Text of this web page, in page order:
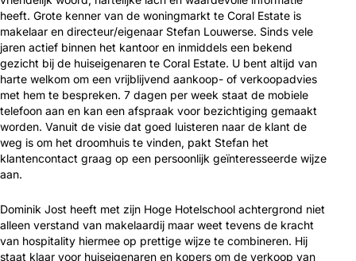
heeft. Grote kenner van de woningmarkt te Coral Estate is
makelaar en directeur/eigenaar Stefan Louwerse. Sinds vele
jaren actief binnen het kantoor en inmiddels een bekend
gezicht bij de huiseigenaren te Coral Estate. U bent altijd van
harte welkom om een vrijblijvend aankoop- of verkoopadvies
met hem te bespreken. 7 dagen per week staat de mobiele
telefoon aan en kan een afspraak voor bezichtiging gemaakt
worden. Vanuit de visie dat goed luisteren naar de klant de
weg is om het droomhuis te vinden, pakt Stefan het
klantencontact graag op een persoonlijk geïnteresseerde wijze
aan.
Dominik Jost heeft met zijn Hoge Hotelschool achtergrond niet
alleen verstand van makelaardij maar weet tevens de kracht
van hospitality hiermee op prettige wijze te combineren. Hij
staat klaar voor huiseigenaren en kopers om de verkoop van